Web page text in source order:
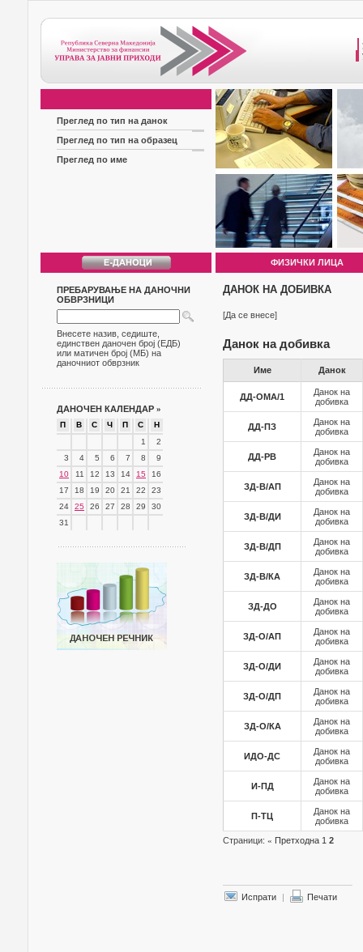
Преглед по тип на данок
Преглед по тип на образец
Преглед по име
ФИЗИЧКИ ЛИЦА
ПРЕБАРУВАЊЕ НА ДАНОЧНИ
ОБВРЗНИЦИ
Внесете назив, седиште,
единствен даночен број (ЕДБ)
или матичен број (МБ) на
даночниот обврзник
ДАНОЧЕН КАЛЕНДАР »
П В С Ч П С
Н
1
2
3
4 5 6 7 8
9
10
11 12 13 14 15
16
17
18 19 20 21 22
23
24
25 26 27 28 29
30
31
ДАНОК НА ДОБИВКА
[Да се внесе]
Данок на добивка
Име Данок
ДД-ОМА/1
Данок на
добивка
ДД-ПЗ
Данок на
добивка
ДД-РВ
Данок на
добивка
ЗД-В/АП
Данок на
добивка
ЗД-В/ДИ
Данок на
добивка
ЗД-В/ДП
Данок на
добивка
ЗД-В/КА
Данок на
добивка
ЗД-ДО
Данок на
добивка
ЗД-О/АП
Данок на
добивка
ЗД-О/ДИ
Данок на
добивка
ЗД-О/ДП
Данок на
добивка
ЗД-О/КА
Данок на
добивка
ИДО-ДС
Данок на
добивка
И-ПД
Данок на
добивка
П-ТЦ
Данок на
добивка
Страници: « Претходна 1 2
Испрати | Печати